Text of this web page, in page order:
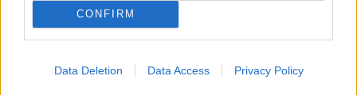
CONFIRM
Data Deletion Data Access Privacy Policy
HELLENiQ ENERGY: Κέρδη 393 εκατ. ευρώ στο α' εξάμηνο – Στα 734